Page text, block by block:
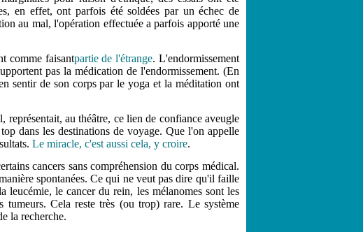
en effet, ont parfois été soldées par un échec de
au mal, l'opération effectuée a parfois apporté une
comme faisantpartie de l'étrange. L'endormissement
pas la médication de l'endormissement. (En
sentir de son corps par le yoga et la méditation ont
représentait, au théâtre, ce lien de confiance aveugle
dans les destinations de voyage. Que l'on appelle
Le miracle, c'est aussi cela, y croire.
cancers sans compréhension du corps médical.
spontanées. Ce qui ne veut pas dire qu'il faille
leucémie, le cancer du rein, les mélanomes sont les
tumeurs. Cela reste très (ou trop) rare. Le système
la recherche.